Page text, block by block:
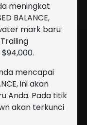
meningkat
BALANCE,
mark baru
mencapai
ini akan
Anda. Pada titik
akan terkunci